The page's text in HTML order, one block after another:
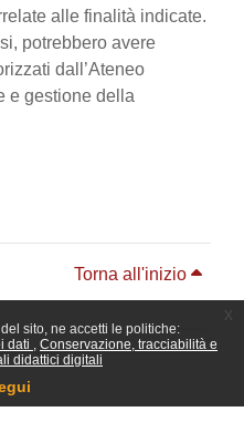
sito, ne accetti le politiche:
dati
Conservazione, tracciabilità e
didattici digitali
alle finalità indicate.
potrebbero avere
dall’Ateneo
e gestione della
Torna all'inizio